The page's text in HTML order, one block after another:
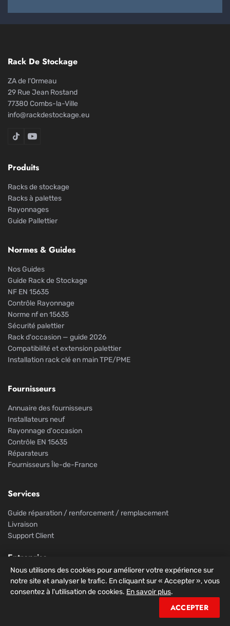
Rack De Stockage
ZA de l'Ormeau
29 Rue Jean Rostand
77380 Combs-la-Ville
info@rackdestockage.eu
Rack De Stockage sur TikTok
Rack De Stockage sur YouTube
Produits
Racks de stockage
Racks à palettes
Rayonnages
Guide Pallettier
Normes & Guides
Nos Guides
Guide Rack de Stockage
NF EN 15635
Contrôle Rayonnage
Norme nf en 15635
Sécurité palettier
Rack d'occasion — guide 2026
Compatibilité et extension palettier
Installation rack clé en main TPE/PME
Fournisseurs
Annuaire des fournisseurs
Installateurs neuf
Rayonnage d'occasion
Contrôle EN 15635
Réparateurs
Fournisseurs Île-de-France
Services
Guide réparation / renforcement / remplacement
Livraison
Support Client
Entreprise
FAQ
Contactez-nous
Nous utilisons des cookies pour améliorer votre expérience sur
notre site et analyser le trafic. En cliquant sur « Accepter », vous
consentez à l'utilisation de cookies. En savoir plus.
ACCEPTER